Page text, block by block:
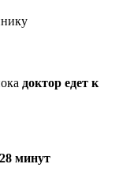
доктор едет к
минут